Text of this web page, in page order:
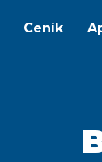
Ceník